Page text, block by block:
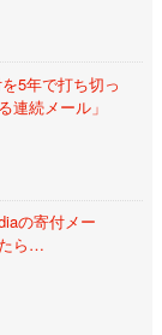
5年で打ち切っ
続メール」
の寄付メー
ら…